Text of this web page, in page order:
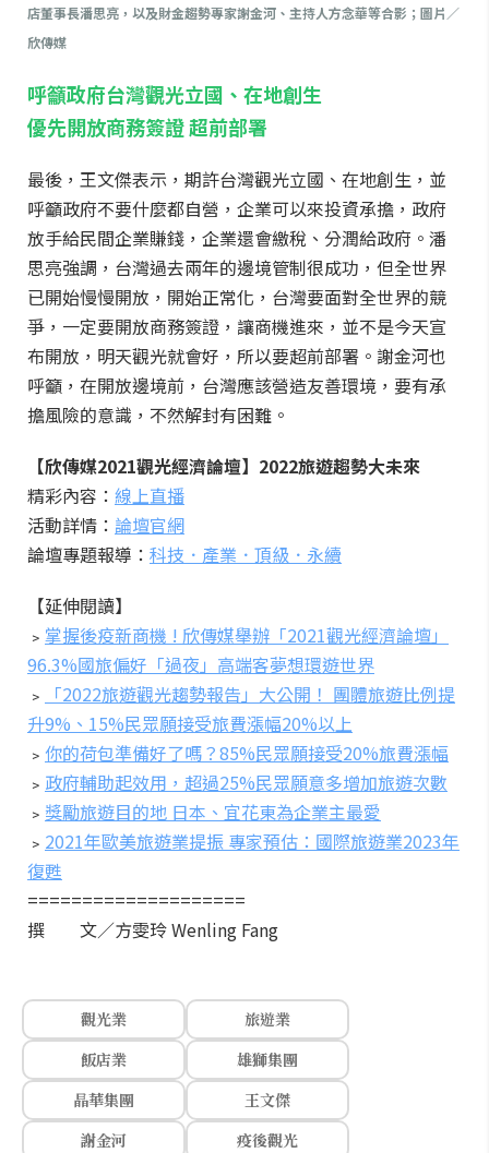
店董事長潘思亮，以及財金趨勢專家謝金河、主持人方念華等合影；圖片／
欣傳媒
呼籲政府台灣觀光立國、在地創生
優先開放商務簽證 超前部署
最後，王文傑表示，期許台灣觀光立國、在地創生，並
呼籲政府不要什麼都自營，企業可以來投資承擔，政府
放手給民間企業賺錢，企業還會繳稅、分潤給政府。潘
思亮強調，台灣過去兩年的邊境管制很成功，但全世界
已開始慢慢開放，開始正常化，台灣要面對全世界的競
爭，一定要開放商務簽證，讓商機進來，並不是今天宣
布開放，明天觀光就會好，所以要超前部署。謝金河也
呼籲，在開放邊境前，台灣應該營造友善環境，要有承
擔風險的意識，不然解封有困難。
【欣傳媒2021觀光經濟論壇】2022旅遊趨勢大未來
精彩內容： 線上直播
活動詳情： 論壇官網
論壇專題報導： 科技．產業．頂級．永續
【延伸閱讀】
﹥ 掌握後疫新商機 ! 欣傳媒舉辦「2021觀光經濟論壇」
96.3%國旅偏好「過夜」高端客夢想環遊世界
﹥
「2022旅遊觀光趨勢報告」大公開！ 團體旅遊比例提
升9%、15%民眾願接受旅費漲幅20%以上
﹥ 你的荷包準備好了嗎？85%民眾願接受20%旅費漲幅
﹥ 政府輔助起效用，超過25%民眾願意多增加旅遊次數
﹥ 獎勵旅遊目的地 日本、宜花東為企業主最愛
﹥ 2021年歐美旅遊業提振 專家預估：國際旅遊業2023年
復甦
====================
撰 文／方雯玲 Wenling Fang
觀光業
旅遊業
飯店業
雄獅集團
晶華集團
王文傑
謝金河
疫後觀光